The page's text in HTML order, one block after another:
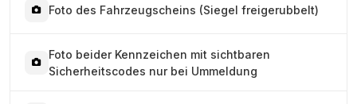
Foto des Fahrzeugscheins (Siegel freigerubbelt)
Foto beider Kennzeichen mit sichtbaren
Sicherheitscodes nur bei Ummeldung